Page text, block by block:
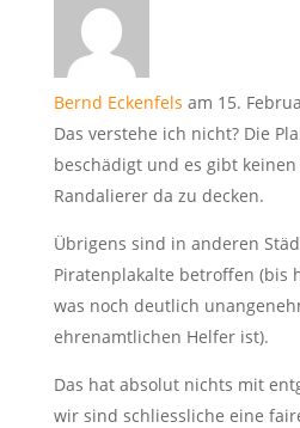
Bernd Eckenfels am 15.
Das verstehe ich nicht? Die
beschädigt und es gibt
Randalierer da zu decken.
Übrigens sind in anderen
Piratenplakalte betroffen (bis
was noch deutlich
ehrenamtlichen Helfer ist).
Das hat absolut nichts mit
wir sind schliessliche eine